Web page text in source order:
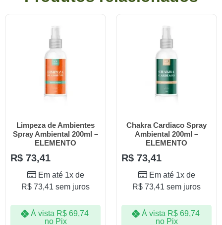
Limpeza de Ambientes
Spray Ambiental 200ml –
ELEMENTO
R$ 73,41
Em até 1x de
R$ 73,41 sem juros
À vista R$69,74
no Pix
Chakra Cardiaco Spray
Ambiental 200ml –
ELEMENTO
R$ 73,41
Em até 1x de
R$ 73,41 sem juros
À vista R$69,74
no Pix